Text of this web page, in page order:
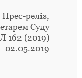
Прес-реліз,
Суду
162 (2019)
02.05.2019